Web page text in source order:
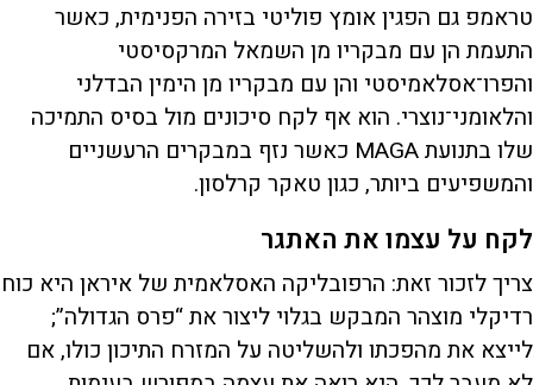
טראמפ גם הפגין אומץ פוליטי בזירה הפנימית, כאשר
התעמת הן עם מבקריו מן השמאל המרקסיסטי
והפרו־אסלאמיסטי והן עם מבקריו מן הימין הבדלני
והלאומני־נוצרי. הוא אף לקח סיכונים מול בסיס התמיכה
שלו בתנועת MAGA כאשר נזף במבקרים הרעשניים
והמשפיעים ביותר, כגון טאקר קרלסון.
לקח על עצמו את האתגר
צריך לזכור זאת: הרפובליקה האסלאמית של איראן היא כוח
רדיקלי מוצהר המבקש בגלוי ליצור את “פרס הגדולה”;
לייצא את מהפכתו ולהשליטה על המזרח התיכון כולו, אם